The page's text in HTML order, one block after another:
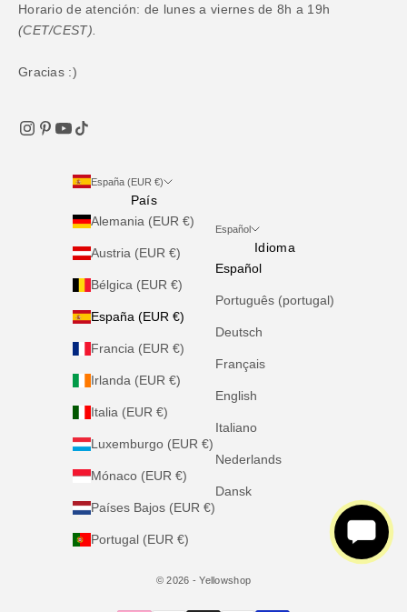
Horario de atención: de lunes a viernes de 8h a 19h
(CET/CEST).
Gracias :)
España (EUR €)
País
Alemania (EUR €)
Austria (EUR €)
Bélgica (EUR €)
España (EUR €)
Francia (EUR €)
Irlanda (EUR €)
Italia (EUR €)
Luxemburgo (EUR €)
Mónaco (EUR €)
Países Bajos (EUR €)
Portugal (EUR €)
Español
Idioma
Español
Português (portugal)
Deutsch
Français
English
Italiano
Nederlands
Dansk
© 2026 - Yellowshop
¡Hey! 👋 ¿Necesitas ayuda?
¡Estoy aquí para ti!
¡Hey! 👋 ¿Necesitas ayuda?
¡Estoy aquí para ti!